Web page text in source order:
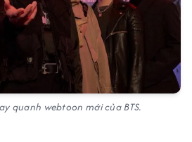
quanh webtoon mới của BTS.